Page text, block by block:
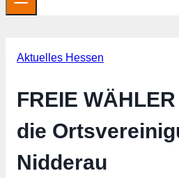
Aktuelles Hessen
FREIE
die
Nidderau